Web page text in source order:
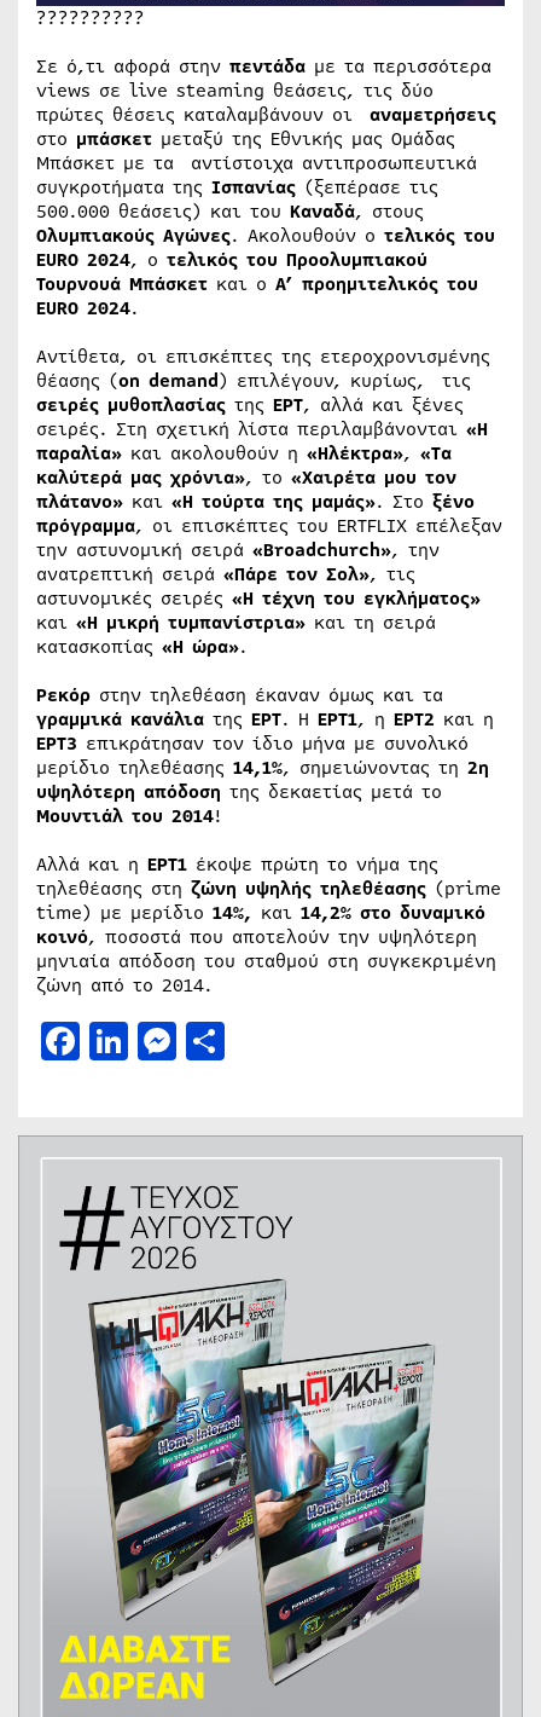
??????????
Σε ό,τι αφορά στην πεντάδα με τα περισσότερα
views σε live steaming θεάσεις, τις δύο
πρώτες θέσεις καταλαμβάνουν οι αναμετρήσεις
στο μπάσκετ μεταξύ της Εθνικής μας Ομάδας
Μπάσκετ με τα αντίστοιχα αντιπροσωπευτικά
συγκροτήματα της Ισπανίας (ξεπέρασε τις
500.000 θεάσεις) και του Καναδά, στους
Ολυμπιακούς Αγώνες. Ακολουθούν ο τελικός του
EURO 2024, ο τελικός του Προολυμπιακού
Τουρνουά Μπάσκετ και ο Α’ προημιτελικός του
EURO 2024.
Αντίθετα, οι επισκέπτες της ετεροχρονισμένης
θέασης (on demand) επιλέγουν, κυρίως, τις
σειρές μυθοπλασίας της ΕΡΤ, αλλά και ξένες
σειρές. Στη σχετική λίστα περιλαμβάνονται «Η
παραλία» και ακολουθούν η «Ηλέκτρα», «Τα
καλύτερά μας χρόνια», το «Χαιρέτα μου τον
πλάτανο» και «Η τούρτα της μαμάς». Στο ξένο
πρόγραμμα, οι επισκέπτες του ERTFLIX επέλεξαν
την αστυνομική σειρά «Broadchurch», την
ανατρεπτική σειρά «Πάρε τον Σολ», τις
αστυνομικές σειρές «Η τέχνη του εγκλήματος»
και «Η μικρή τυμπανίστρια» και τη σειρά
κατασκοπίας «Η ώρα».
Ρεκόρ στην τηλεθέαση έκαναν όμως και τα
γραμμικά κανάλια της ΕΡΤ. Η ΕΡΤ1, η ΕΡΤ2 και η
ΕΡΤ3 επικράτησαν τον ίδιο μήνα με συνολικό
μερίδιο τηλεθέασης 14,1%, σημειώνοντας τη 2η
υψηλότερη απόδοση της δεκαετίας μετά το
Μουντιάλ του 2014!
Αλλά και η ΕΡΤ1 έκοψε πρώτη το νήμα της
τηλεθέασης στη ζώνη υψηλής τηλεθέασης (prime
time) με μερίδιο 14%, και 14,2% στο δυναμικό
κοινό, ποσοστά που αποτελούν την υψηλότερη
μηνιαία απόδοση του σταθμού στη συγκεκριμένη
ζώνη από το 2014.
Facebook
LinkedIn
Messenger